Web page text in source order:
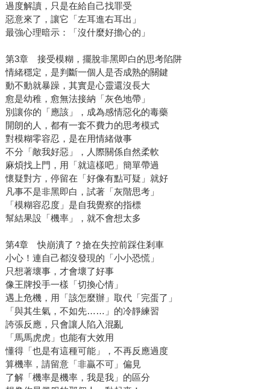
過度解讀，只是在給自己找罪受
惡意來了，讓它「左耳進右耳出」
最強心理暗示：「沒什麼好擔心的」
第3章 接受模糊，擺脫非黑即白的思考陷阱
情緒穩定，是判斷一個人是否成熟的關鍵
動不動就暴躁，其實是心靈還沒長大
愈是幼稚，愈無法接納「灰色地帶」
別讓你的「應該」，成為感情惡化的毒藥
開朗的人，都有一套不費力的思考模式
對模糊零容忍，是在用情緒做事
不分「敵我好惡」，人際關係自然柔軟
麻煩找上門，用「就這樣吧」簡單帶過
懷疑對方，停留在「好像有點可疑」就好
凡事不是非黑即白，試著「灰階思考」
「模糊容忍度」是自我覺察的指標
幫結果設「機率」，就不會想太多
第4章 快崩潰了？搶在失控前踩住剎車
小心！連自己都沒發現的「小小恐慌」
只想著壞事，才會壞了好事
像王牌投手一樣「切換心情」
遇上危機，用「該怎麼辦」取代「完蛋了」
「與其生氣，不如先……」的冷靜練習
誇張反應，只會讓人陷入混亂
「馬馬虎虎」也能有大效用
懂得「也是有這種可能」，不再反應過度
算機率，請留意「非贏不可」偏見
了解「機率是機率，我是我」的區分